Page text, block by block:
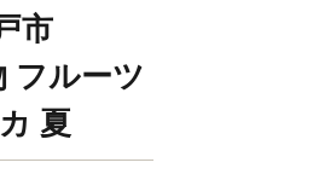
市
フルーツ
夏